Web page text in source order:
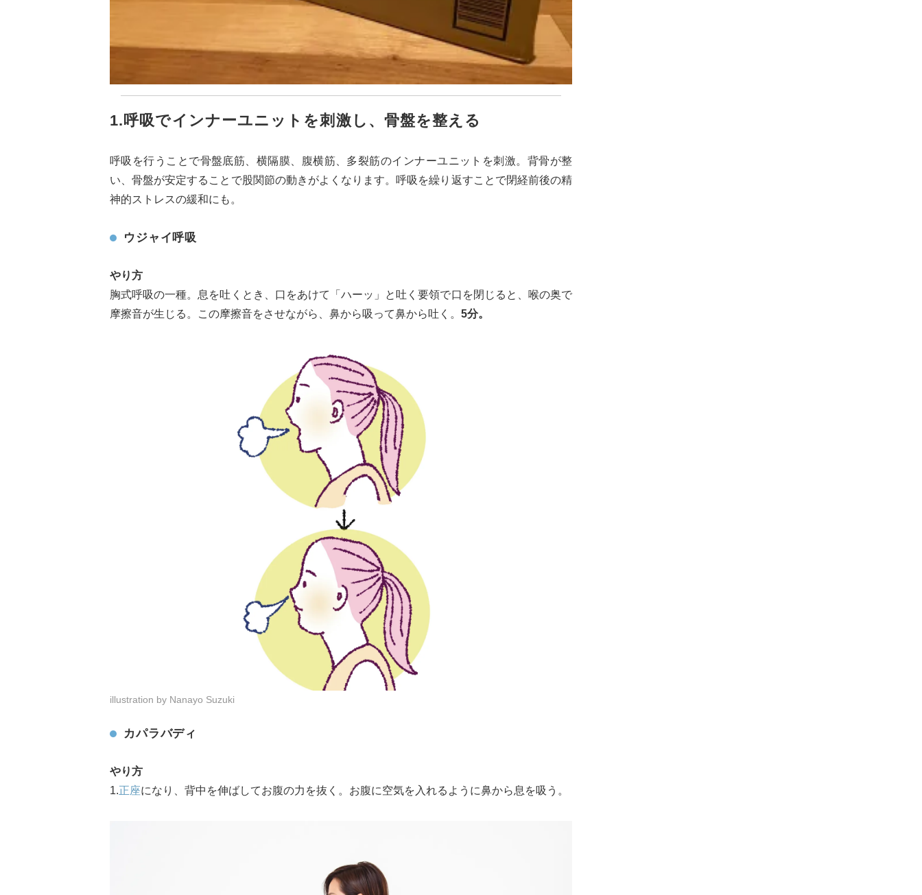
1.呼吸でインナーユニットを刺激し、骨盤を整える
呼吸を行うことで骨盤底筋、横隔膜、腹横筋、多裂筋のインナーユニットを刺激。背骨が整
い、骨盤が安定することで股関節の動きがよくなります。呼吸を繰り返すことで閉経前後の精
神的ストレスの緩和にも。
ウジャイ呼吸
やり方
胸式呼吸の一種。息を吐くとき、口をあけて「ハーッ」と吐く要領で口を閉じると、喉の奥で
摩擦音が生じる。この摩擦音をさせながら、鼻から吸って鼻から吐く。 5分。
illustration by Nanayo Suzuki
カパラバディ
やり方
1.正座になり、背中を伸ばしてお腹の力を抜く。お腹に空気を入れるように鼻から息を吸う。